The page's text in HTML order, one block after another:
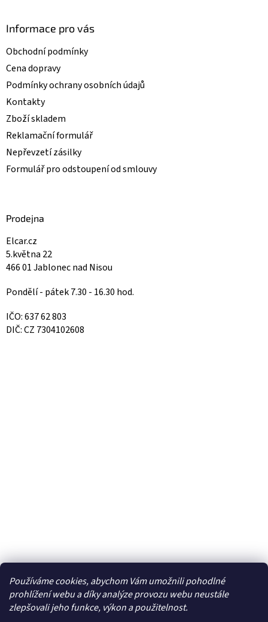
Používáme cookies, abychom Vám umožnili pohodlné
prohlížení webu a díky analýze provozu webu neustále
zlepšovali jeho funkce, výkon a použitelnost.
Informace pro vás
Obchodní podmínky
Cena dopravy
Podmínky ochrany osobních údajů
Kontakty
Zboží skladem
Reklamační formulář
Nepřevzetí zásilky
Formulář pro odstoupení od smlouvy
Prodejna
Elcar.cz
5.května 22
466 01 Jablonec nad Nisou
Pondělí - pátek 7.30 - 16.30 hod.
IČO: 637 62 803
DIČ: CZ 7304102608
Facebook